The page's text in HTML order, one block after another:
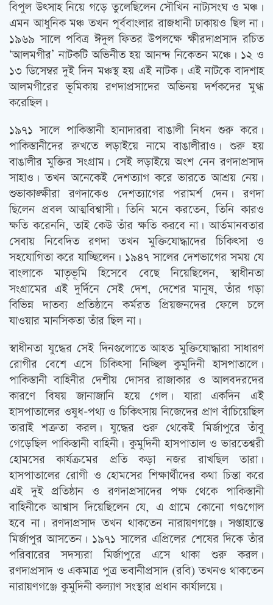
বিপুল উত্‍সাহ নিয়ে গড়ে তুলেছিলেন সৌখিন নাট্যসংঘ ও মঞ্চ।
এমন আধুনিক মঞ্চ তখন পূর্ববাংলার রাজধানী ঢাকায়ও ছিল না।
১৯৬৯ সালে পবিত্র ঈদুল ফিতর উপলক্ষে ক্ষীরদাপ্রসাদ রচিত
‘আলমগীর’ নাটকটি অভিনীত হয় আনন্দ নিকেতন মঞ্চে। ১২ ও
১৩ ডিসেম্বর দুই দিন মঞ্চস্থ হয় এই নাটক। এই নাটকে বাদশাহ
আলমগীরের ভূমিকায় রণদাপ্রসাদের অভিনয় দর্শকদের মুগ্ধ
করেছিল।
১৯৭১ সালে পাকিস্তানী হানাদাররা বাঙালী নিধন শুরু করে।
পাকিস্তানীদের রুখতে লড়াইয়ে নামে বাঙালীরাও। শুরু হয়
বাঙালীর মুক্তির সংগ্রাম। সেই লড়াইয়ে অংশ নেন রণদাপ্রসাদ
সাহাও। তখন অনেকেই দেশত্যাগ করে ভারতে আশ্রয় নেয়।
শুভাকাঙ্ক্ষীরা রণদাকেও দেশত্যাগের পরামর্শ দেন। রণদা
ছিলেন প্রবল আত্মবিশ্বাসী। তিনি মনে করতেন, তিনি কারও
ক্ষতি করেননি, তাই কেউ তাঁর ক্ষতি করবে না। আর্তমানবতার
সেবায় নিবেদিত রণদা তখন মুক্তিযোদ্ধাদের চিকিত্‍সা ও
সহযোগিতা করে যাচ্ছিলেন। ১৯৪৭ সালের দেশভাগের সময় যে
বাংলাকে মাতৃভূমি হিসেবে বেছে নিয়েছিলেন, স্বাধীনতা
সংগ্রামের এই দুর্দিনে সেই দেশ, দেশের মানুষ, তাঁর গড়া
বিভিন্ন দাতব্য প্রতিষ্ঠানে কর্মরত প্রিয়জনদের ফেলে চলে
যাওয়ার মানসিকতা তাঁর ছিল না।
স্বাধীনতা যুদ্ধের সেই দিনগুলোতে আহত মুক্তিযোদ্ধারা সাধারণ
রোগীর বেশে এসে চিকিত্‍সা নিচ্ছিল কুমুদিনী হাসপাতালে।
পাকিস্তানী বাহিনীর দেশীয় দোসর রাজাকার ও আলবদরদের
কারণে বিষয় জানাজানি হয়ে গেল। যারা একদিন এই
হাসপাতালের ওষুধ-পথ্য ও চিকিত্‍সায় নিজেদের প্রাণ বাঁচিয়েছিল
তারাই শত্রুতা করল। যুদ্ধের শুরু থেকেই মির্জাপুরে তাঁবু
গেড়েছিল পাকিস্তানী বাহিনী। কুমুদিনী হাসপাতাল ও ভারতেশ্বরী
হোমসের কার্যক্রমের প্রতি কড়া নজর রাখছিল তারা।
হাসপাতালের রোগী ও হোমসের শিক্ষার্থীদের কথা চিন্তা করে
এই দুই প্রতিষ্ঠান ও রণদাপ্রসাদের পক্ষ থেকে পাকিস্তানী
বাহিনীকে আশ্বাস দিয়েছিলেন যে, এ গ্রামে কোনো গণ্ডগোল
হবে না। রণদাপ্রসাদ তখন থাকতেন নারায়ণগঞ্জে। সপ্তাহান্তে
মির্জাপুর আসতেন। ১৯৭১ সালের এপ্রিলের শেষের দিকে তাঁর
পরিবারের সদস্যরা মির্জাপুরে এসে থাকা শুরু করল।
রণদাপ্রসাদ ও একমাত্র পুত্র ভবানীপ্রসাদ (রবি) তখনও থাকতেন
নারায়ণগঞ্জে কুমুদিনী কল্যাণ সংস্থার প্রধান কার্যালয়ে।